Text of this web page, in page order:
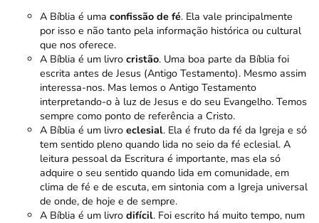
A Bíblia é uma confissão de fé. Ela vale principalmente
por isso e não tanto pela informação histórica ou cultural
que nos oferece.
A Bíblia é um livro cristão. Uma boa parte da Bíblia foi
escrita antes de Jesus (Antigo Testamento). Mesmo assim
interessa-nos. Mas lemos o Antigo Testamento
interpretando-o à luz de Jesus e do seu Evangelho. Temos
sempre como ponto de referência a Cristo.
A Bíblia é um livro eclesial. Ela é fruto da fé da Igreja e só
tem sentido pleno quando lida no seio da fé eclesial. A
leitura pessoal da Escritura é importante, mas ela só
adquire o seu sentido quando lida em comunidade, em
clima de fé e de escuta, em sintonia com a Igreja universal
de onde, de hoje e de sempre.
A Bíblia é um livro difícil. Foi escrito há muito tempo, num